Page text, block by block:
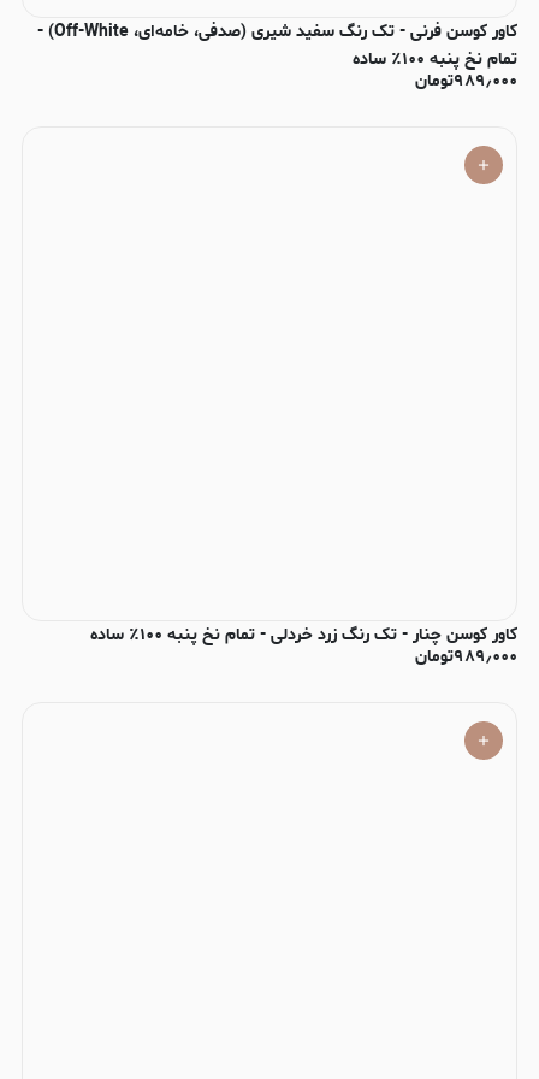
کاور کوسن فرنی - تک رنگ سفید شیری (صدفی، خامه‌ای، Off-White) -
تمام نخ پنبه ۱۰۰٪ ساده
۹۸۹٫۰۰۰تومان
کاور کوسن چنار - تک رنگ زرد خردلی - تمام نخ پنبه ۱۰۰٪ ساده
۹۸۹٫۰۰۰تومان